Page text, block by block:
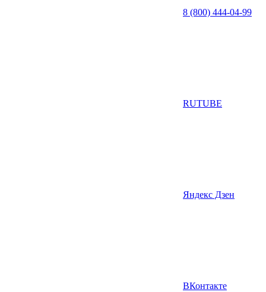
8 (800) 444-04-99
RUTUBE
Яндекс Дзен
ВКонтакте